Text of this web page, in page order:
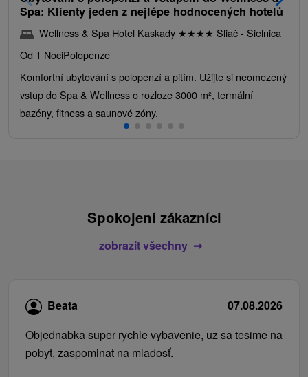
Spa: Klienty jeden z nejlépe hodnocených hotelů
Wellness & Spa Hotel Kaskady ★★★★ Sliač - Sielnica
Od 1 NociPolopenze
Komfortní ubytování s polopenzí a pitím. Užijte si neomezený
vstup do Spa & Wellness o rozloze 3000 m², termální
bazény, fitness a saunové zóny.
Spokojení zákazníci
zobrazit všechny
Beata
07.08.2026
Objednabka super rychle vybavenie, uz sa tesime na
pobyt, zaspominat na mladosť.